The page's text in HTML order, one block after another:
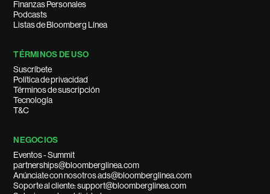
Finanzas Personales
Podcasts
Listas de Bloomberg Línea
TÉRMINOS DE USO
Suscríbete
Política de privacidad
Términos de suscripción
Tecnología
T&C
NEGOCIOS
Eventos - Summit
partnerships@bloomberglinea.com
Anúnciate con nosotros ads@bloomberglinea.com
Soporte al cliente: support@bloomberglinea.com